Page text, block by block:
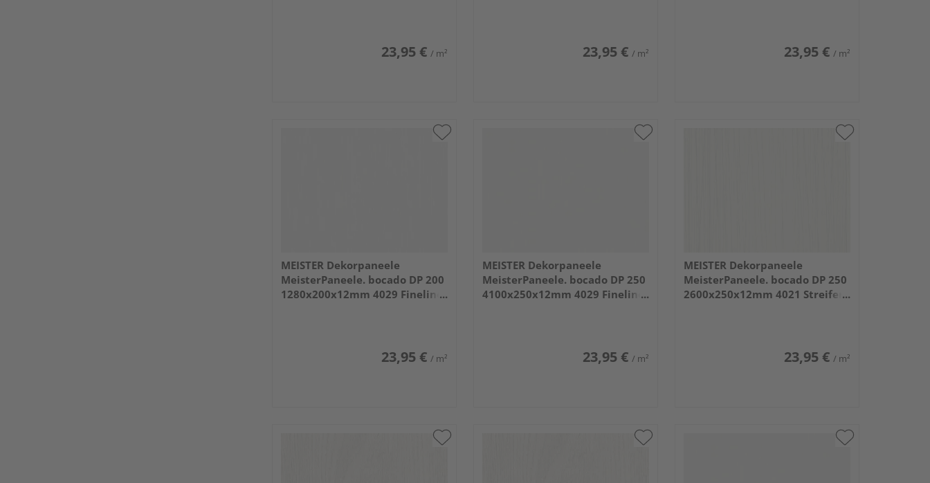
23,95 € / m² 23,95 € / m² 23,95 € / m²
MEISTER Dekorpaneele
MeisterPaneele. bocado DP 200
1280x200x12mm 4029 Fineline
23,95 € / m²
MEISTER Dekorpaneele
MeisterPaneele. bocado DP 250
4100x250x12mm 4029 Fineline
23,95 € / m²
MEISTER Dekorpaneele
MeisterPaneele. bocado DP 250
2600x250x12mm 4021 Streifer
23,95 € / m²